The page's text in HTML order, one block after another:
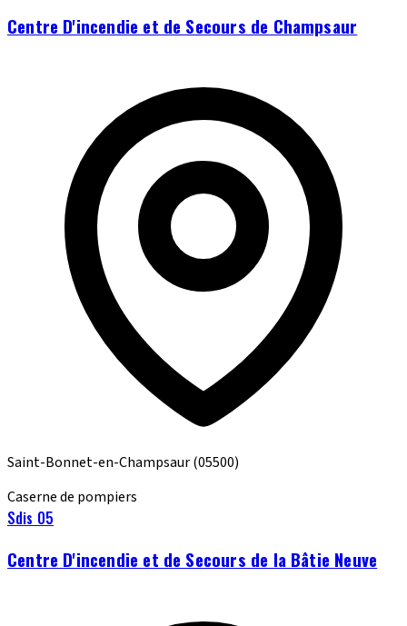
Centre D'incendie et de Secours de Champsaur
Saint-Bonnet-en-Champsaur(05500)
Caserne de pompiers
Sdis 05
Centre D'incendie et de Secours de la Bâtie Neuve